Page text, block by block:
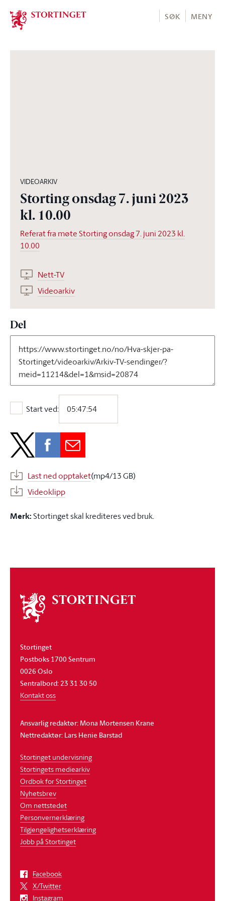
Stortinget.no
SØK MENY
VIDEOARKIV
Storting onsdag 7. juni 2023
kl. 10.00
Referat fra møte Storting onsdag 7. juni 2023 kl.
10.00
Nett-TV
Videoarkiv
Del
Start ved:
Start ved:
Last ned opptaket(mp4/13 GB)
Videoklipp
Merk:Stortinget skal krediteres ved bruk.
Om
stortinget
Stortinget
Postboks 1700 Sentrum
0026 Oslo
Sentralbord: 23 31 30 50
Kontakt oss
Ansvarlig redaktør: Mona Mortensen Krane
Nettredaktør: Lars Henie Barstad
Stortinget undervisning
Stortingets mediearkiv
Ordbok for Stortinget
Nyhetsbrev
Om nettstedet
Personvernerklæring
Tilgjengelighetserklæring
Jobb på Stortinget
Facebook
X/Twitter
Instagram